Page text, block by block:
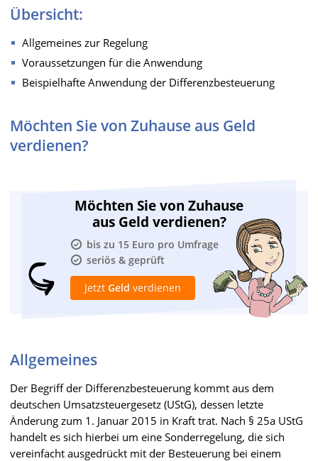
Übersicht:
Allgemeines zur Regelung
Voraussetzungen für die Anwendung
Beispielhafte Anwendung der Differenzbesteuerung
Möchten Sie von Zuhause aus Geld
verdienen?
Möchten Sie von Zuhause
aus Geld verdienen?
bis zu 15 Euro pro Umfrage
seriös & geprüft
Jetzt Geld verdienen
Allgemeines
Der Begriff der Differenzbesteuerung kommt aus dem
deutschen Umsatzsteuergesetz (UStG), dessen letzte
Änderung zum 1. Januar 2015 in Kraft trat. Nach § 25a UStG
handelt es sich hierbei um eine Sonderregelung, die sich
vereinfacht ausgedrückt mit der Besteuerung bei einem